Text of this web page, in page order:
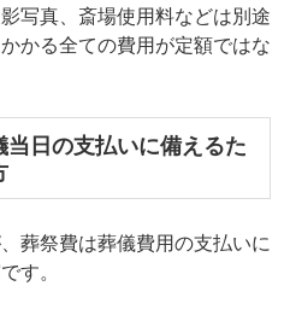
写真、斎場使用料などは別途
かる全ての費用が定額ではな
日の支払いに備えるた
葬祭費は葬儀費用の支払いに
す。